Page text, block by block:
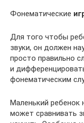
Фонематические
Для того чтобы
звуки, он должен
просто правильно
и
фонематическим
Маленький ребенок
может сравнивать